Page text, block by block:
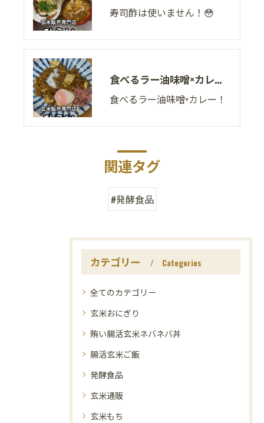
寿司酢は使いません！😳
食べるラー油味噌×カレー！
食べるラー油味噌×カレー！
関連タグ
#発酵食品
カテゴリー Categories
全てのカテゴリー
玄米おにぎり
賄い腸活玄米ネバネバ丼
腸活玄米ご飯
発酵食品
玄米通販
玄米もち